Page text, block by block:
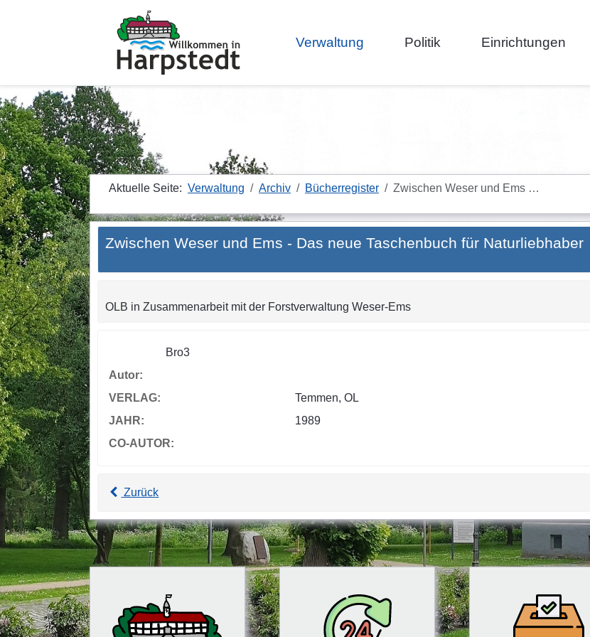
Verwaltung Politik Einrichtungen
Aktuelle Seite: Verwaltung Archiv Bücherregister Zwischen Weser und Ems …
Zwischen Weser und Ems - Das neue Taschenbuch für Naturliebhaber
OLB in Zusammenarbeit mit der Forstverwaltung Weser-Ems
Bro3
Autor:
VERLAG:
Temmen, OL
JAHR:
1989
CO-AUTOR:
Zurück